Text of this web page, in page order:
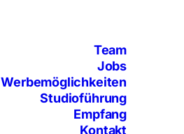
Team
Jobs
Werbemöglichkeiten
Studioführung
Empfang
Kontakt